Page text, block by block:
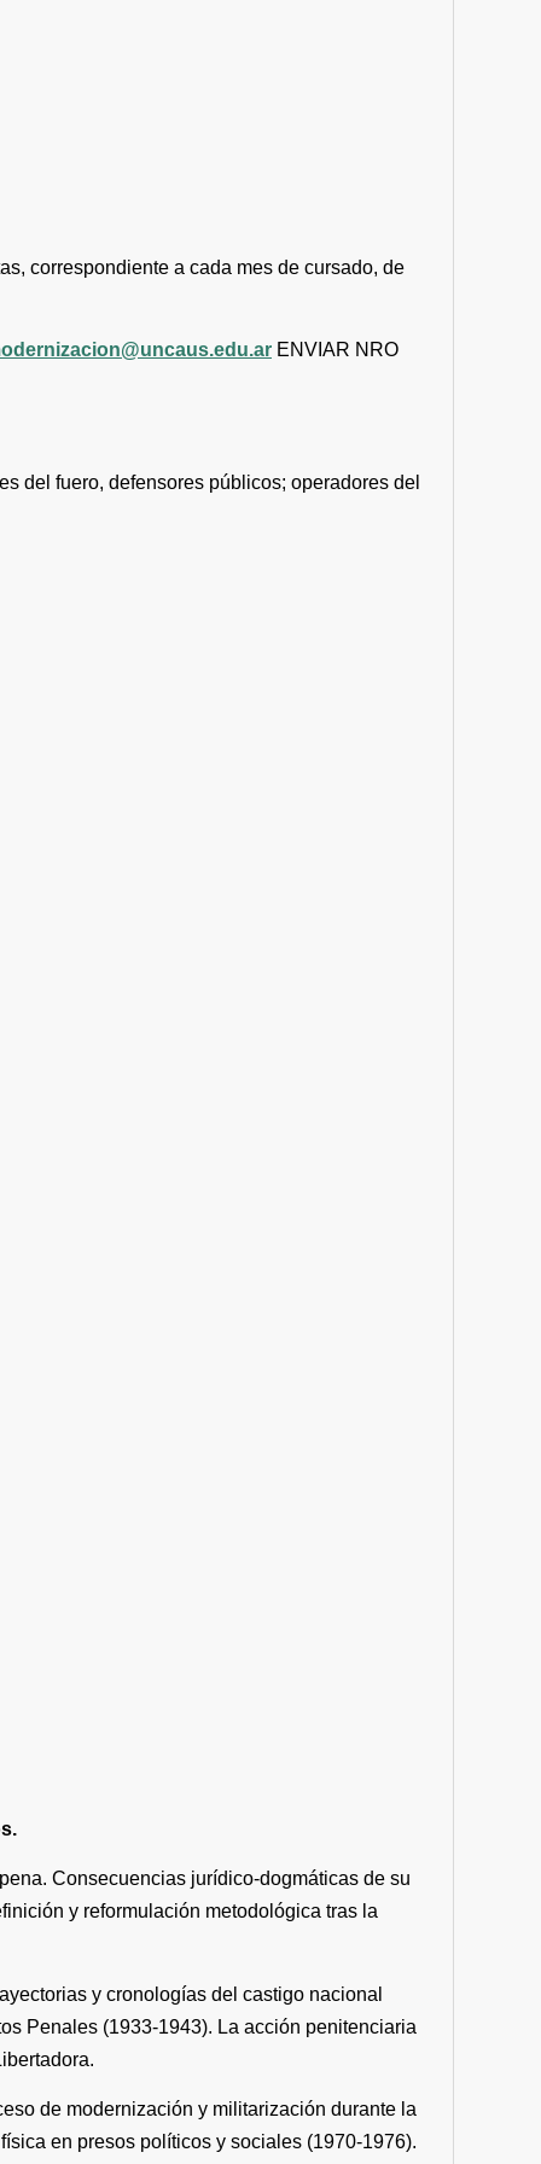
correspondiente a cada mes de cursado, de
ENVIAR NRO
del fuero, defensores públicos; operadores del
Consecuencias jurídico-dogmáticas de su
y reformulación metodológica tras la
y cronologías del castigo nacional
Penales (1933-1943). La acción penitenciaria
de modernización y militarización durante la
en presos políticos y sociales (1970-1976).